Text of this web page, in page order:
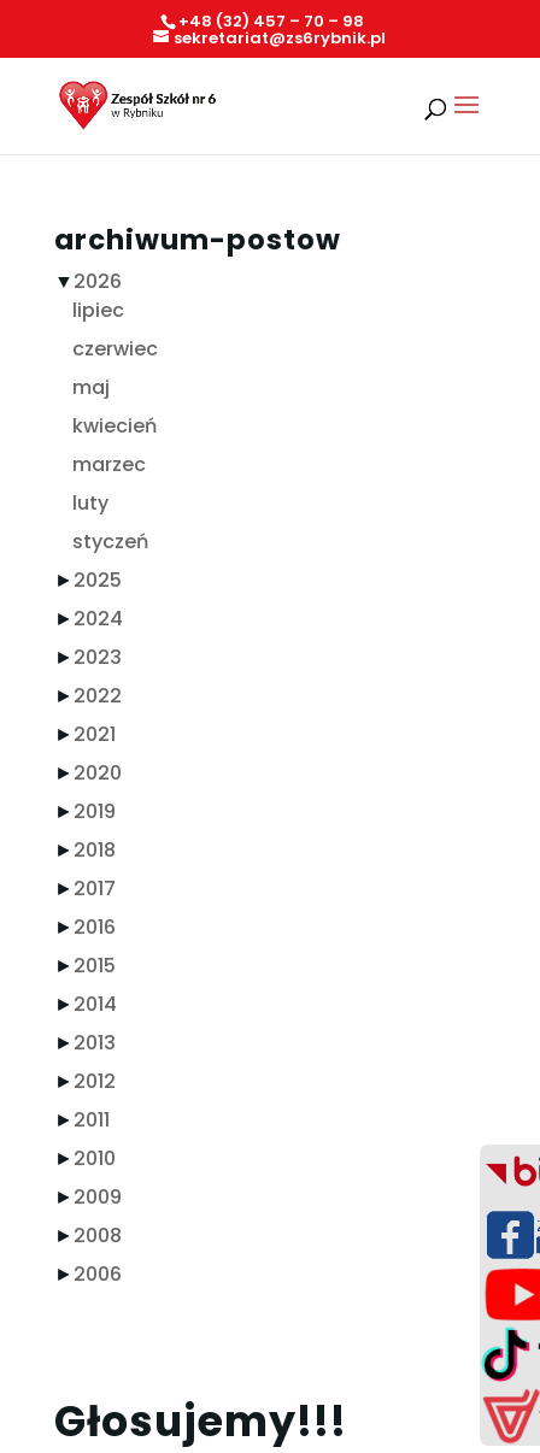
+48 (32) 457 – 70 – 98
sekretariat@zs6rybnik.pl
archiwum-postow
▼2026
lipiec
czerwiec
maj
kwiecień
marzec
luty
styczeń
►2025
►2024
►2023
►2022
►2021
►2020
►2019
►2018
►2017
►2016
►2015
►2014
►2013
►2012
►2011
►2010
►2009
►2008
►2006
Głosujemy!!!